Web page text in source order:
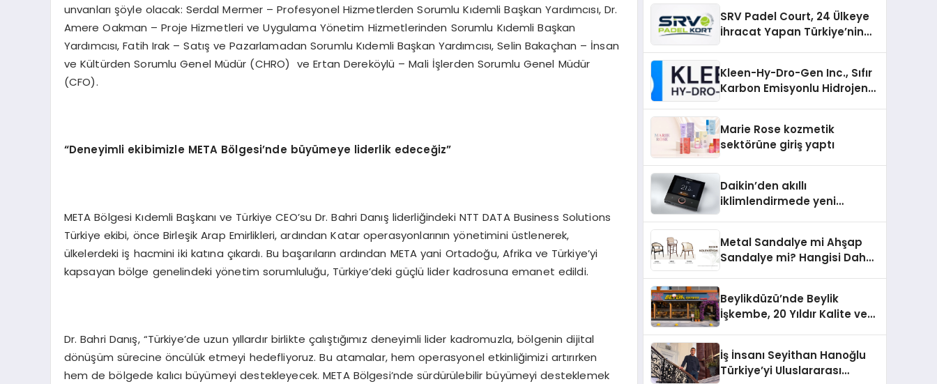
unvanları şöyle olacak: Serdal Mermer – Profesyonel Hizmetlerden Sorumlu Kıdemli Başkan Yardımcısı, Dr.
Amere Oakman – Proje Hizmetleri ve Uygulama Yönetim Hizmetlerinden Sorumlu Kıdemli Başkan
Yardımcısı, Fatih Irak – Satış ve Pazarlamadan Sorumlu Kıdemli Başkan Yardımcısı, Selin Bakaçhan – İnsan
ve Kültürden Sorumlu Genel Müdür (CHRO) ve Ertan Dereköylü – Mali İşlerden Sorumlu Genel Müdür
(CFO).
“Deneyimli ekibimizle META Bölgesi’nde büyümeye liderlik edeceğiz”
META Bölgesi Kıdemli Başkanı ve Türkiye CEO’su Dr. Bahri Danış liderliğindeki NTT DATA Business Solutions
Türkiye ekibi, önce Birleşik Arap Emirlikleri, ardından Katar operasyonlarının yönetimini üstlenerek,
ülkelerdeki iş hacmini iki katına çıkardı. Bu başarıların ardından META yani Ortadoğu, Afrika ve Türkiye’yi
kapsayan bölge genelindeki yönetim sorumluluğu, Türkiye’deki güçlü lider kadrosuna emanet edildi.
Dr. Bahri Danış, “Türkiye’de uzun yıllardır birlikte çalıştığımız deneyimli lider kadromuzla, bölgenin dijital
dönüşüm sürecine öncülük etmeyi hedefliyoruz. Bu atamalar, hem operasyonel etkinliğimizi artırırken
hem de bölgede kalıcı büyümeyi destekleyecek. META Bölgesi’nde sürdürülebilir büyümeyi desteklemek
SRV Padel Court, 24 Ülkeye
İhracat Yapan Türkiye’nin
Kleen-Hy-Dro-Gen Inc., Sıfır
Karbon Emisyonlu Hidrojen
Aldı
Marie Rose kozmetik
sektörüne giriş yaptı
Daikin’den akıllı
iklimlendirmede yeni
Metal Sandalye mi Ahşap
Sandalye mi? Hangisi Daha
Beylikdüzü’nde Beylik
İşkembe, 20 Yıldır Kalite ve
İş İnsanı Seyithan Hanoğlu
Türkiye’yi Uluslararası